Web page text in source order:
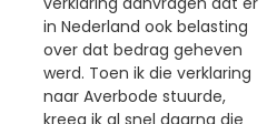
in Nederland ook belasting
over dat bedrag geheven
werd. Toen ik die verklaring
naar Averbode stuurde,
kreeg ik al snel daarna die